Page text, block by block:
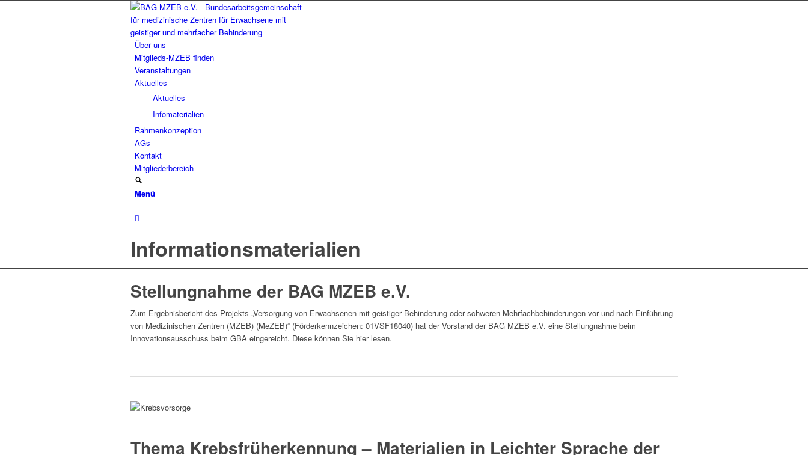
Über uns
Mitglieds-MZEB finden
Veranstaltungen
Aktuelles
Aktuelles
Infomaterialien
Rahmenkonzeption
AGs
Kontakt
Mitgliederbereich
Menü
Informationsmaterialien
Stellungnahme der BAG MZEB e.V.
Zum Ergebnisbericht des Projekts „Versorgung von Erwachsenen mit geistiger Behinderung oder schweren Mehrfachbehinderungen vor und nach Einführung
von Medizinischen Zentren (MZEB) (MeZEB)“ (Förderkennzeichen: 01VSF18040) hat der Vorstand der BAG MZEB e.V. eine Stellungnahme beim
Innovationsausschuss beim GBA eingereicht. Diese können Sie hier lesen.
Thema Krebsfrüherkennung – Materialien in Leichter Sprache der